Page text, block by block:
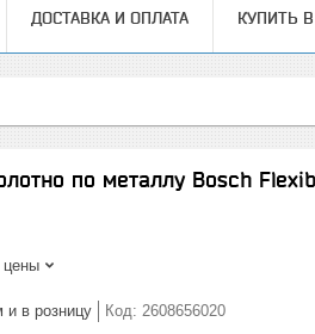
ДОСТАВКА И ОПЛАТА КУПИТЬ
по металлу Bosch
цены
и в розницу Код: 2608656020